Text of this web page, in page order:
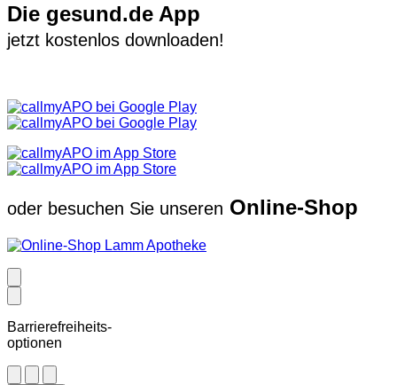
Die gesund.de App
jetzt kostenlos downloaden!
oder besuchen Sie unseren Online-Shop
Barrierefreiheits-
optionen